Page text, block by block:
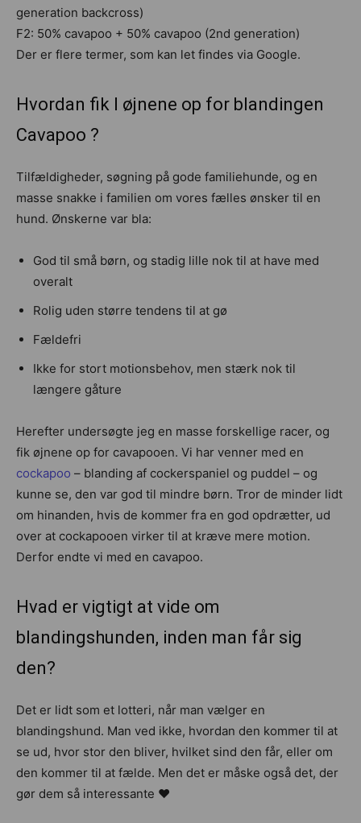
generation backcross)
F2: 50% cavapoo + 50% cavapoo (2nd generation)
Der er flere termer, som kan let findes via Google.
Hvordan fik I øjnene op for blandingen
Cavapoo ?
Tilfældigheder, søgning på gode familiehunde, og en
masse snakke i familien om vores fælles ønsker til en
hund. Ønskerne var bla:
God til små børn, og stadig lille nok til at have med
overalt
Rolig uden større tendens til at gø
Fældefri
Ikke for stort motionsbehov, men stærk nok til
længere gåture
Herefter undersøgte jeg en masse forskellige racer, og
fik øjnene op for cavapooen. Vi har venner med en
cockapoo – blanding af cockerspaniel og puddel – og
kunne se, den var god til mindre børn. Tror de minder lidt
om hinanden, hvis de kommer fra en god opdrætter, ud
over at cockapooen virker til at kræve mere motion.
Derfor endte vi med en cavapoo.
Hvad er vigtigt at vide om
blandingshunden, inden man får sig
den?
Det er lidt som et lotteri, når man vælger en
blandingshund. Man ved ikke, hvordan den kommer til at
se ud, hvor stor den bliver, hvilket sind den får, eller om
den kommer til at fælde. Men det er måske også det, der
gør dem så interessante ♥️